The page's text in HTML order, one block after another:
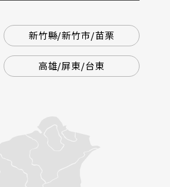
新竹縣/新竹市/苗栗
高雄/屏東/台東